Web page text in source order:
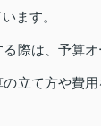
ます。
際は、予算
立て方や費